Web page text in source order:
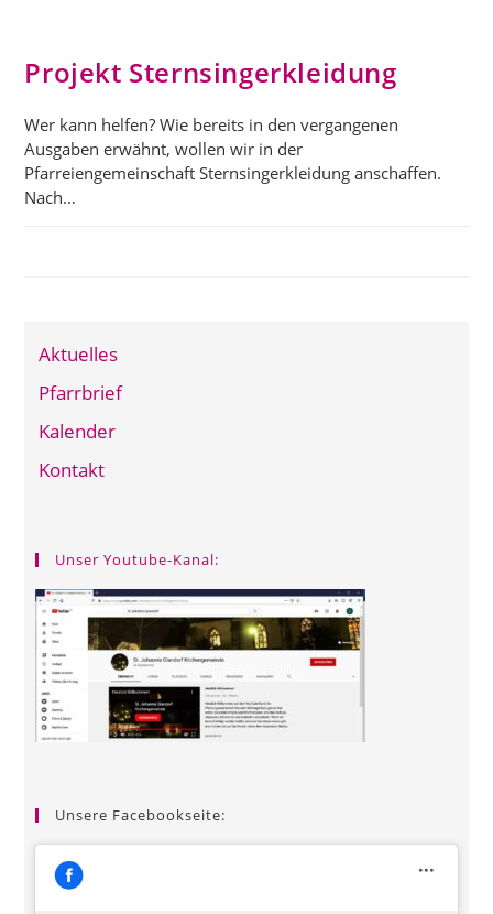
Projekt Sternsingerkleidung
Wer kann helfen? Wie bereits in den vergangenen
Ausgaben erwähnt, wollen wir in der
Pfarreiengemeinschaft Sternsingerkleidung anschaffen.
Nach…
Aktuelles
Pfarrbrief
Kalender
Kontakt
Unser Youtube-Kanal:
Unsere Facebookseite: